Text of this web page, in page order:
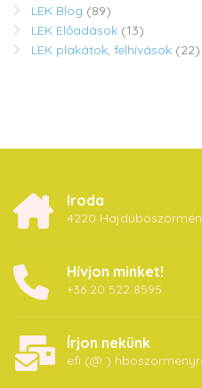
LEK Blog (89)
LEK Előadások (13)
LEK plakátok, felhívások (22)
Iroda
4220
Hívjon minket!
+36 20 522 8595
Írjon nekünk
efi (@ )